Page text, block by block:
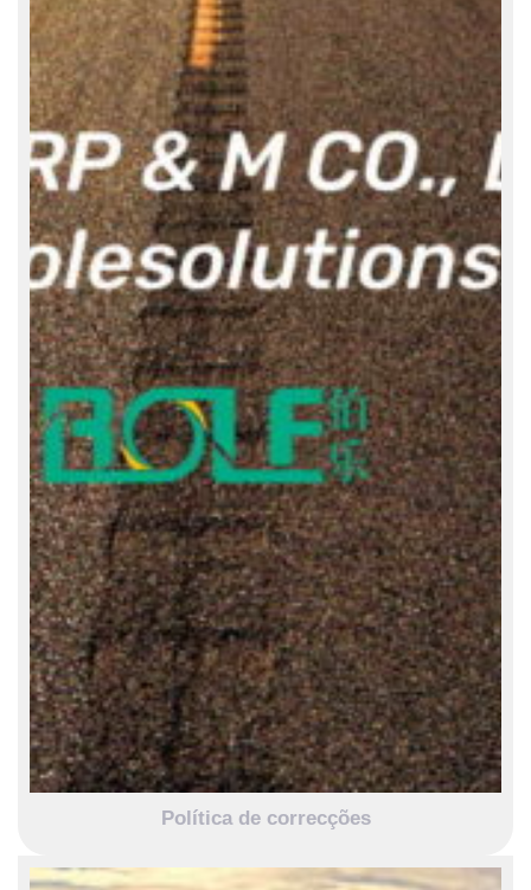
Política de correcções